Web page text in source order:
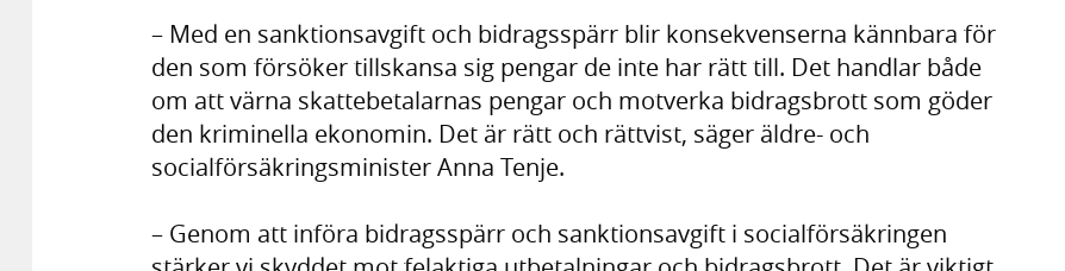
– Med en sanktionsavgift och bidragsspärr blir konsekvenserna kännbara för
den som försöker tillskansa sig pengar de inte har rätt till. Det handlar både
om att värna skattebetalarnas pengar och motverka bidragsbrott som göder
den kriminella ekonomin. Det är rätt och rättvist, säger äldre- och
socialförsäkringsminister Anna Tenje.
– Genom att införa bidragsspärr och sanktionsavgift i socialförsäkringen